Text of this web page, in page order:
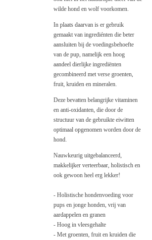
wilde hond en wolf voorkomen.
In plaats daarvan is er gebruik
gemaakt van ingrediénten die beter
aansluiten bij de voedingsbehoefte
van de pup, namelijk een hoog
aandeel dierlijke ingrediënten
gecombineerd met verse groenten,
fruit, kruiden en mineralen.
Deze bevatten belangrijke vitaminen
en anti-oxidanten, die door de
structuur van de gebruikte eiwitten
optimaal opgenomen worden door de
hond.
Nauwkeurig uitgebalanceerd,
makkelijker verteerbaar, holistisch en
ook gewoon heel erg lekker!
- Holistische hondenvoeding voor
pups en jonge honden, vrij van
aardappelen en granen
- Hoog in vleesgehalte
- Met groenten, fruit en kruiden die